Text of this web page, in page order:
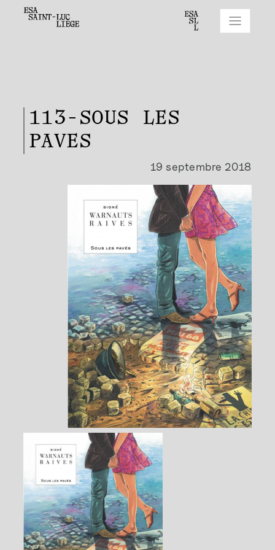
113-SOUS LES
PAVES
19 septembre 2018